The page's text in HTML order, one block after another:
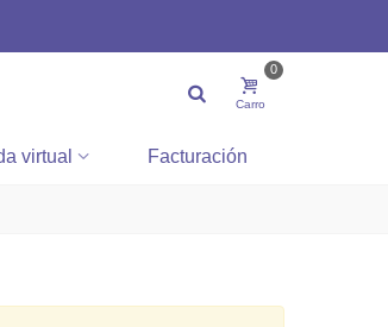
Carro
0
virtual Facturación